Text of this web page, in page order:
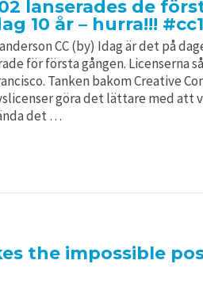
lanserades de
10 år – hurra!!!
CC (by) Idag är det på
för första gången. Licenserna
Tanken bakom Creative
göra det lättare med att
det …
the impossible